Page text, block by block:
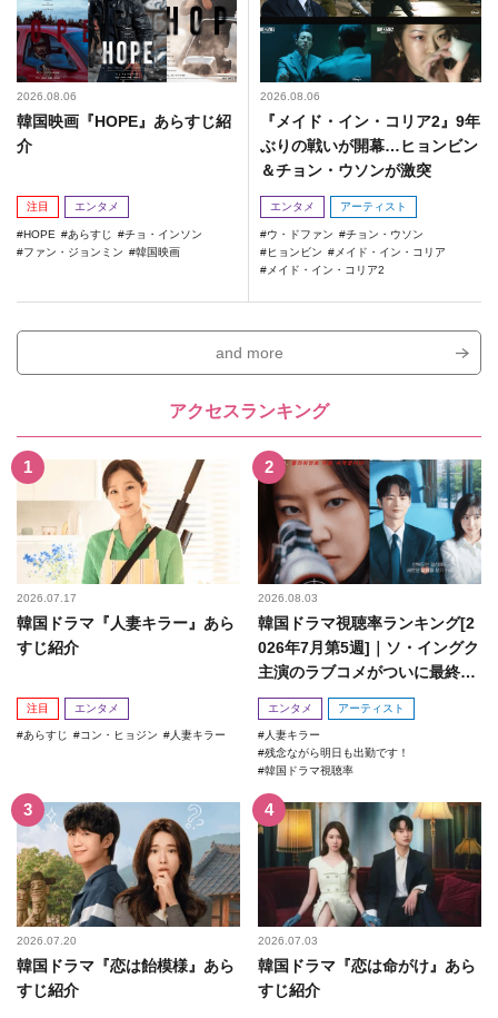
2026.08.06
韓国映画『HOPE』あらすじ紹
介
注目 エンタメ
HOPE あらすじ
チョ・インソン
ファン・ジョンミン
韓国映画
2026.08.06
『メイド・イン・コリア2』9年
ぶりの戦いが開幕…ヒョンビン
＆チョン・ウソンが激突
エンタメ アーティスト
ウ・ドファン
チョン・ウソン
ヒョンビン
メイド・イン・コリア
メイド・イン・コリア2
and more
アクセスランキング
2026.07.17
韓国ドラマ『人妻キラー』あら
すじ紹介
注目 エンタメ
あらすじ コン・ヒョジン 人妻キラー
2026.08.03
韓国ドラマ視聴率ランキング[2
026年7月第5週]｜ソ・イングク
主演のラブコメがついに最終
回！
エンタメ アーティスト
人妻キラー
残念ながら明日も出勤です！
韓国ドラマ視聴率
2026.07.20
韓国ドラマ『恋は飴模様』あら
すじ紹介
2026.07.03
韓国ドラマ『恋は命がけ』あら
すじ紹介